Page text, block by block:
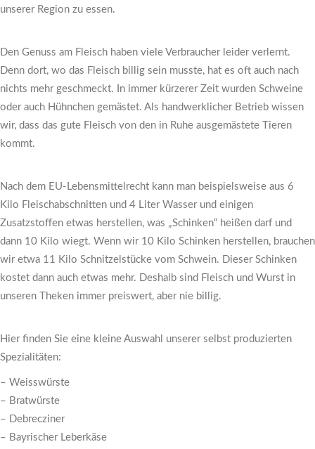
unserer Region zu essen.
Den Genuss am Fleisch haben viele Verbraucher leider verlernt.
Denn dort, wo das Fleisch billig sein musste, hat es oft auch nach
nichts mehr geschmeckt. In immer kürzerer Zeit wurden Schweine
oder auch Hühnchen gemästet. Als handwerklicher Betrieb wissen
wir, dass das gute Fleisch von den in Ruhe ausgemästete Tieren
kommt.
Nach dem EU-Lebensmittelrecht kann man beispielsweise aus 6
Kilo Fleischabschnitten und 4 Liter Wasser und einigen
Zusatzstoffen etwas herstellen, was „Schinken“ heißen darf und
dann 10 Kilo wiegt. Wenn wir 10 Kilo Schinken herstellen, brauchen
wir etwa 11 Kilo Schnitzelstücke vom Schwein. Dieser Schinken
kostet dann auch etwas mehr. Deshalb sind Fleisch und Wurst in
unseren Theken immer preiswert, aber nie billig.
Hier finden Sie eine kleine Auswahl unserer selbst produzierten
Spezialitäten:
– Weisswürste
– Bratwürste
– Debrecziner
– Bayrischer Leberkäse